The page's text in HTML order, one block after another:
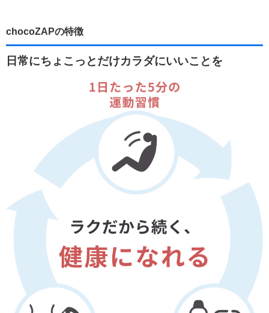
chocoZAPの特徴
日常にちょこっとだけカラダにいいことを